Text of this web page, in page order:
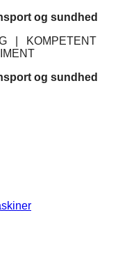
og sundhed
| KOMPETENT
og sundhed